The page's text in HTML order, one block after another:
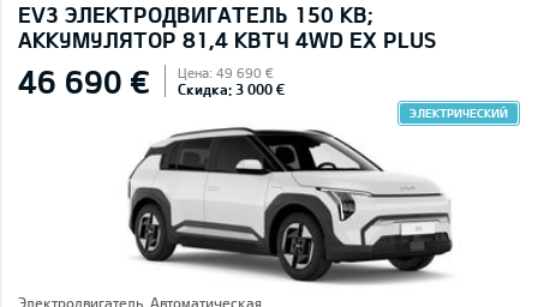
EV3 ЭЛЕКТРОДВИГАТЕЛЬ 150 КВ;
AККУМУЛЯТОР 81,4 КВТЧ 4WD EX PLUS
46 690 € Цена: 49 690 €
Скидка: 3 000 €
ЭЛЕКТРИЧЕСКИЙ
Электродвигатель, Автоматическая